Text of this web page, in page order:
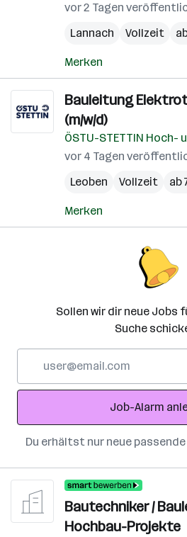
vor 2 Tagen
Lannach
Vollzeit
Merken
Bauleitung
(m/w/d)
ÖSTU-STETTIN Hoch-
vor 4 Tagen
Leoben
Vollzeit ab
Merken
Sollen wir dir neue Jobs
Suche
Adresse
Job-Alarm
Du erhältst nur neue
Bautechniker /
Hochbau-Projekte